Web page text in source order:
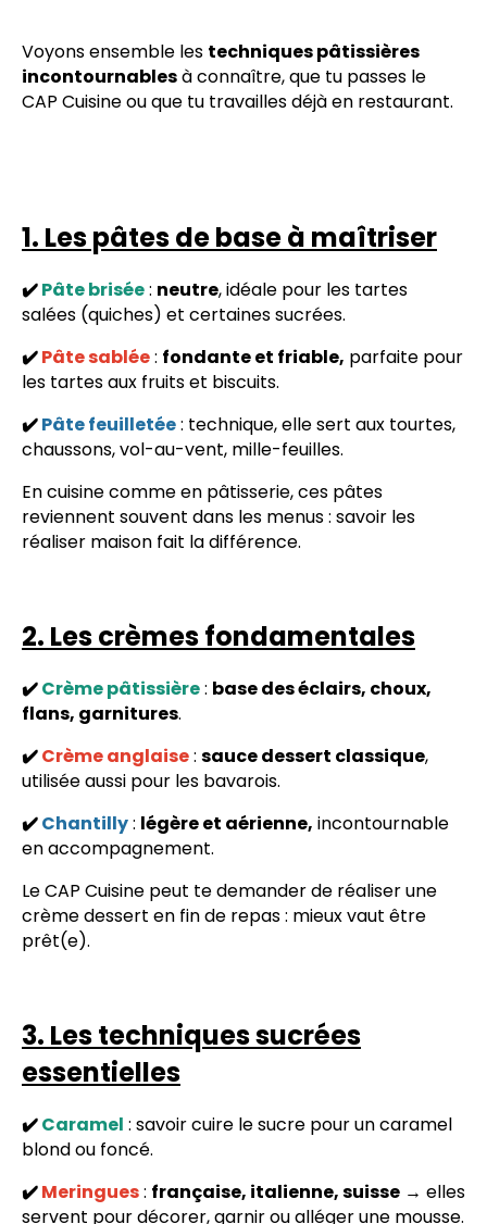
Voyons ensemble les techniques pâtissières
incontournablesà connaître, que tu passes le
CAP Cuisine ou que tu travailles déjà en restaurant.
1. Les pâtes de base à maîtriser
✔️Pâte brisée: neutre, idéale pour les tartes
salées (quiches) et certaines sucrées.
✔️Pâte sablée: fondante et friable, parfaite pour
les tartes aux fruits et biscuits.
✔️Pâte feuilletée: technique, elle sert aux tourtes,
chaussons, vol-au-vent, mille-feuilles.
En cuisine comme en pâtisserie, ces pâtes
reviennent souvent dans les menus : savoir les
réaliser maison fait la différence.
2. Les crèmes fondamentales
✔️Crème pâtissière: base des éclairs, choux,
flans, garnitures.
✔️Crème anglaise: sauce dessert classique,
utilisée aussi pour les bavarois.
✔️Chantilly: légère et aérienne, incontournable
en accompagnement.
Le CAP Cuisine peut te demander de réaliser une
crème dessert en fin de repas : mieux vaut être
prêt(e).
3. Les techniques sucrées
essentielles
✔️Caramel : savoir cuire le sucre pour un caramel
blond ou foncé.
✔️Meringues: française, italienne, suisse → elles
servent pour décorer, garnir ou alléger une mousse.